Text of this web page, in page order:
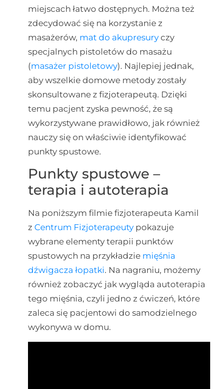
miejscach łatwo dostępnych. Można też
zdecydować się na korzystanie z
masażerów, mat do akupresuryczy
specjalnych pistoletów do masażu
(masażer pistoletowy). Najlepiej jednak,
aby wszelkie domowe metody zostały
skonsultowane z fizjoterapeutą. Dzięki
temu pacjent zyska pewność, że są
wykorzystywane prawidłowo, jak również
nauczy się on właściwie identyfikować
punkty spustowe.
Punkty spustowe –
terapia i autoterapia
Na poniższym filmie fizjoterapeuta Kamil
z Centrum Fizjoterapeutypokazuje
wybrane elementy terapii punktów
spustowych na przykładzie mięśnia
dźwigacza łopatki. Na nagraniu, możemy
również zobaczyć jak wygląda autoterapia
tego mięśnia, czyli jedno z ćwiczeń, które
zaleca się pacjentowi do samodzielnego
wykonywa w domu.